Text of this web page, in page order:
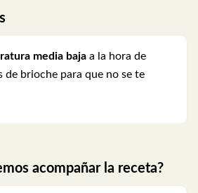
media baja a la hora de
de brioche para que no se te
acompañar la receta?